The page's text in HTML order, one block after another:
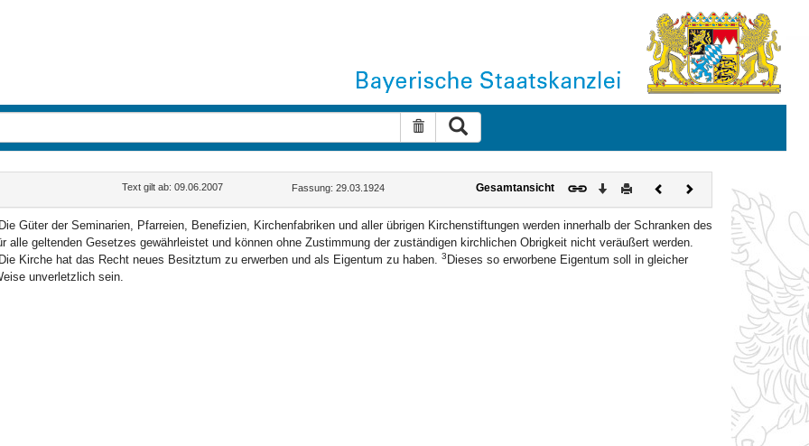
Suche zurücksetzen
Text gilt ab: 09.06.2007 Fassung: 29.03.1924 Gesamtansicht Download
DruckenVorherigesNächstes
Dokument
Die Güter der Seminarien, Pfarreien, Benefizien, Kirchenfabriken und aller übrigen Kirchenstiftungen werden innerhalb der Schranken des
alle geltenden Gesetzes gewährleistet und können ohne Zustimmung der zuständigen kirchlichen Obrigkeit nicht veräußert werden.
Die Kirche hat das Recht neues Besitztum zu erwerben und als Eigentum zu haben. 3 Dieses so erworbene Eigentum soll in gleicher
unverletzlich sein.